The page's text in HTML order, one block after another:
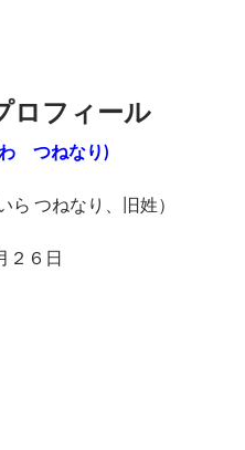
ロフィール
つねなり)
つねなり、旧姓）
２６日